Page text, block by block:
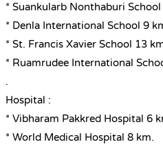
* Suankularb Nonthaburi School
* Denla International School 9
* St. Francis Xavier School 13
* Ruamrudee International
.
Hospital :
* Vibharam Pakkred Hospital 6
* World Medical Hospital 8 km.